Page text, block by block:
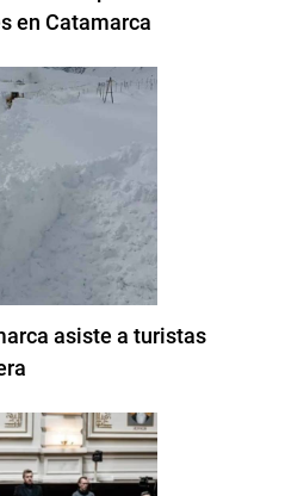
en Catamarca
asiste a turistas